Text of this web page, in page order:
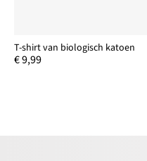
T-shirt van biologisch katoen
€ 9,99